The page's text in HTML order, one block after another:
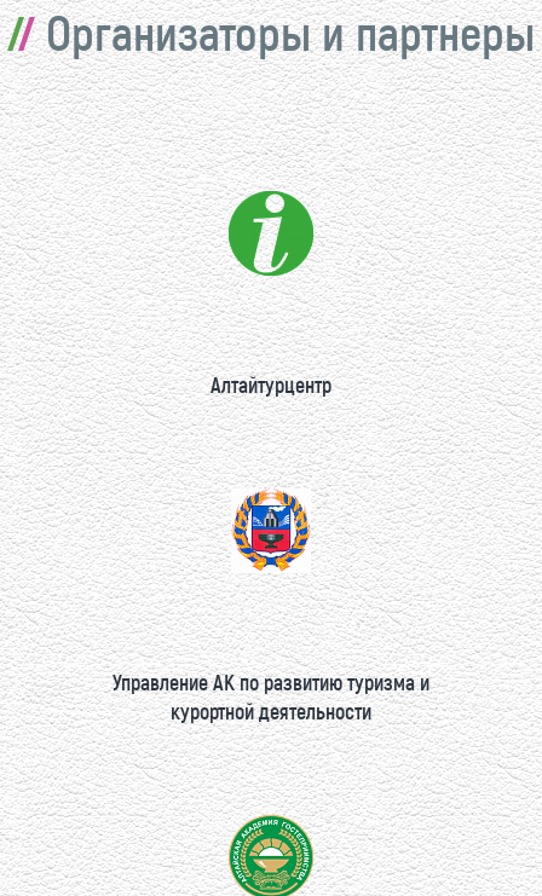
Организаторы и партнеры
Алтайтурцентр
Управление АК по развитию туризма и
курортной деятельности